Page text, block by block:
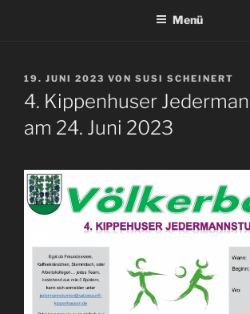
Menü
VERÖFFENTLICHT
AM
19. JUNI 2023 VON SUSI SCHEINERT
4. Kippenhuser
am 24. Juni 2023